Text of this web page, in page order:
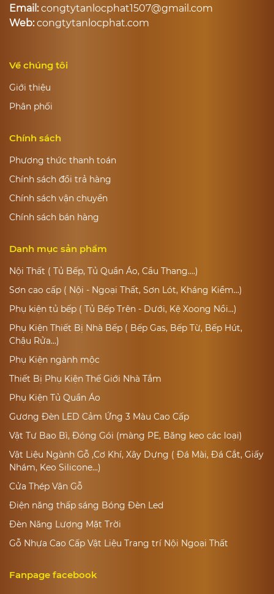
Email:congtytanlocphat1507@gmail.com
Web:congtytanlocphat.com
Về chúng tôi
Giới thiệu
Phân phối
Chính sách
Phương thức thanh toán
Chính sách đổi trả hàng
Chính sách vận chuyển
Chính sách bán hàng
Danh mục sản phẩm
Nội Thất ( Tủ Bếp, Tủ Quần Áo, Cầu Thang....)
Sơn cao cấp ( Nội - Ngoại Thất, Sơn Lót, Kháng Kiềm...)
Phụ kiện tủ bếp ( Tủ Bếp Trên - Dưới, Kệ Xoong Nồi...)
Phụ Kiện Thiết Bị Nhà Bếp ( Bếp Gas, Bếp Từ, Bếp Hút,
Chậu Rửa...)
Phụ Kiện ngành mộc
Thiết Bị Phụ Kiện Thế Giới Nhà Tắm
Phụ Kiện Tủ Quần Áo
Gương Đèn LED Cảm Ứng 3 Màu Cao Cấp
Vật Tư Bao Bì, Đóng Gói (màng PE, Băng keo các loại)
Vật Liệu Ngành Gỗ ,Cơ Khí, Xây Dựng ( Đá Mài, Đá Cắt, Giấy
Nhám, Keo Silicone...)
Cửa Thép Vân Gỗ
Điện năng thấp sáng Bóng Đèn Led
Đèn Năng Lượng Mặt Trời
Gỗ Nhựa Cao Cấp Vật Liệu Trang trí Nội Ngoại Thất
Fanpage facebook